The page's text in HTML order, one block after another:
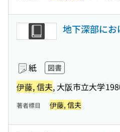
地下深部に
紙 図書
伊藤, 信夫, 大阪市立大学
著者標目 伊藤, 信夫